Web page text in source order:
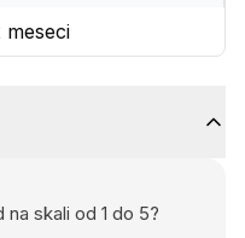
meseci
skali od 1 do 5?